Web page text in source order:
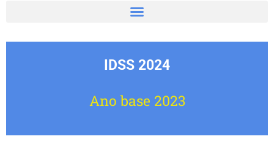
IDSS 2024
Ano base 2023